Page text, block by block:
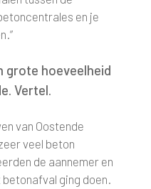
en je
grote hoeveelheid
Vertel.
van Oostende
veel beton
de aannemer en
ging doen.